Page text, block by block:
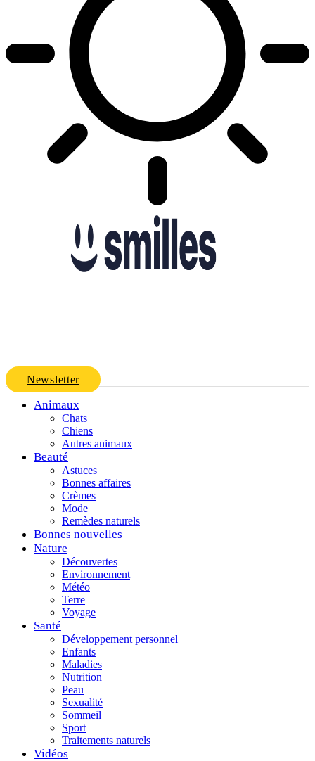
Newsletter
Animaux
Chats
Chiens
Autres animaux
Beauté
Astuces
Bonnes affaires
Crèmes
Mode
Remèdes naturels
Bonnes nouvelles
Nature
Découvertes
Environnement
Météo
Terre
Voyage
Santé
Développement personnel
Enfants
Maladies
Nutrition
Peau
Sexualité
Sommeil
Sport
Traitements naturels
Vidéos